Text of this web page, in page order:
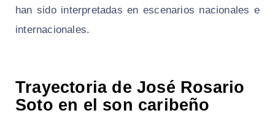
han sido interpretadas en escenarios nacionales e
internacionales.
Trayectoria de José Rosario
Soto en el son caribeño